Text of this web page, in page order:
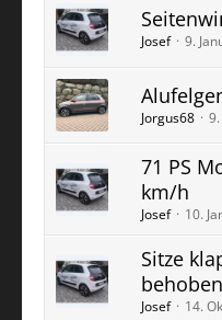
Josef 9.
Jorgus68
71 PS
km/h
Josef 10.
Sitze
behoben
Josef 14.